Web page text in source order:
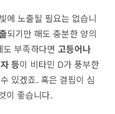
에 노출될 필요는 없습니
되기만 해도 충분한 양의
부족하다면 고등어나
등이 비타민 D가 풍부한
있겠죠. 혹은 결핍이 심
이 좋습니다.